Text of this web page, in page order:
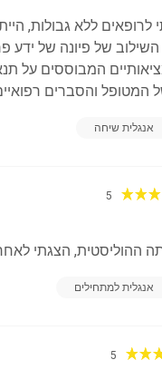
הבריאות דורשים
ללא גבולות,
השילוב של פיונה של
המבוססים על
המטופל והסברים
אנגלית שיחה
5
ההוליסטית, הצגתי
אנגלית למתחילים
5